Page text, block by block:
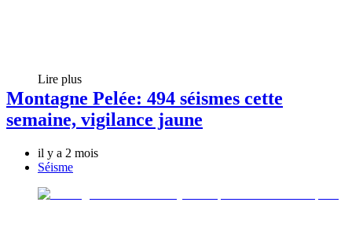
Lire plus
Montagne Pelée: 494 séismes cette
semaine, vigilance jaune
il y a 2 mois
Séisme